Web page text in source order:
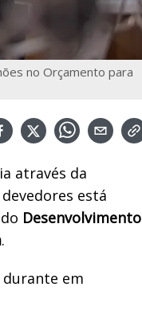
no Orçamento para
através da
está
Desenvolvimento
.
em